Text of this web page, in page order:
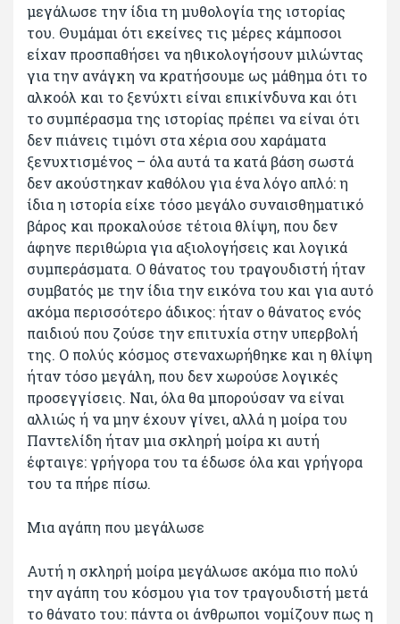
μεγάλωσε την ίδια τη μυθολογία της ιστορίας
του. Θυμάμαι ότι εκείνες τις μέρες κάμποσοι
είχαν προσπαθήσει να ηθικολογήσουν μιλώντας
για την ανάγκη να κρατήσουμε ως μάθημα ότι το
αλκοόλ και το ξενύχτι είναι επικίνδυνα και ότι
το συμπέρασμα της ιστορίας πρέπει να είναι ότι
δεν πιάνεις τιμόνι στα χέρια σου χαράματα
ξενυχτισμένος – όλα αυτά τα κατά βάση σωστά
δεν ακούστηκαν καθόλου για ένα λόγο απλό: η
ίδια η ιστορία είχε τόσο μεγάλο συναισθηματικό
βάρος και προκαλούσε τέτοια θλίψη, που δεν
άφηνε περιθώρια για αξιολογήσεις και λογικά
συμπεράσματα. Ο θάνατος του τραγουδιστή ήταν
συμβατός με την ίδια την εικόνα του και για αυτό
ακόμα περισσότερο άδικος: ήταν ο θάνατος ενός
παιδιού που ζούσε την επιτυχία στην υπερβολή
της. Ο πολύς κόσμος στεναχωρήθηκε και η θλίψη
ήταν τόσο μεγάλη, που δεν χωρούσε λογικές
προσεγγίσεις. Ναι, όλα θα μπορούσαν να είναι
αλλιώς ή να μην έχουν γίνει, αλλά η μοίρα του
Παντελίδη ήταν μια σκληρή μοίρα κι αυτή
έφταιγε: γρήγορα του τα έδωσε όλα και γρήγορα
του τα πήρε πίσω.
Μια αγάπη που μεγάλωσε
Αυτή η σκληρή μοίρα μεγάλωσε ακόμα πιο πολύ
την αγάπη του κόσμου για τον τραγουδιστή μετά
το θάνατο του: πάντα οι άνθρωποι νομίζουν πως η